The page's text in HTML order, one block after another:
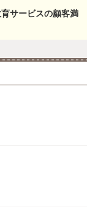
サービスの顧客満